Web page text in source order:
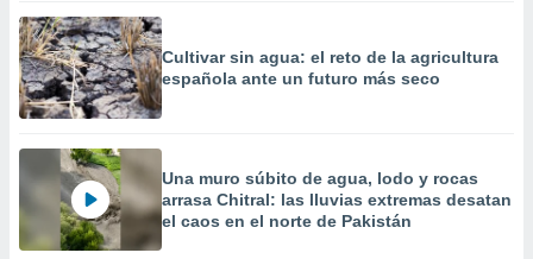
Cultivar sin agua: el reto de la agricultura
española ante un futuro más seco
Una muro súbito de agua, lodo y rocas
arrasa Chitral: las lluvias extremas desatan
el caos en el norte de Pakistán